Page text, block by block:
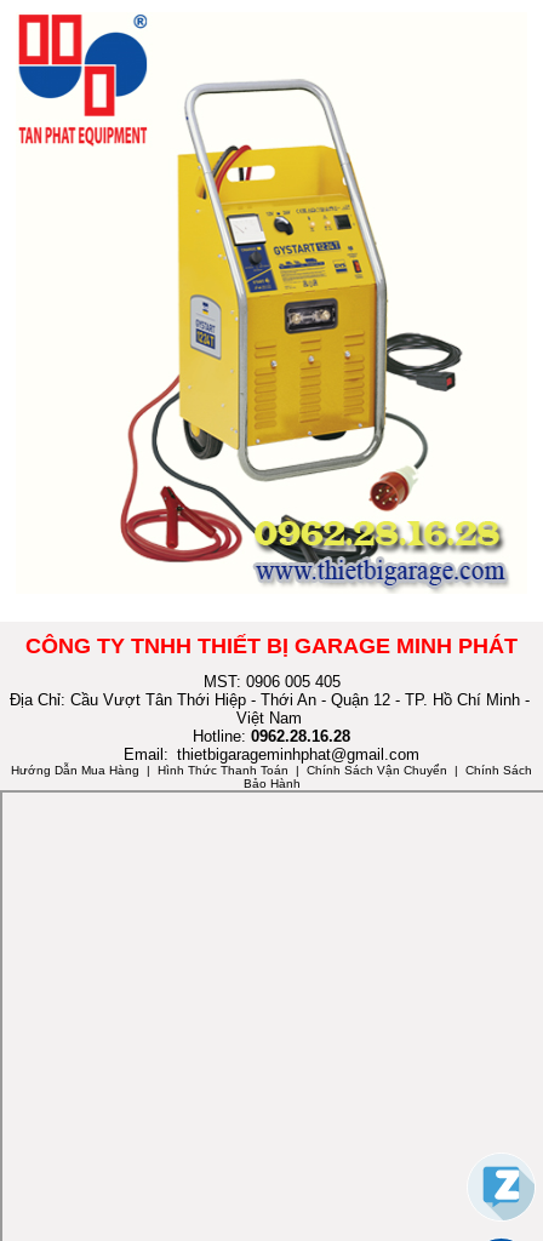
CÔNG TY TNHH THIẾT BỊ GARAGE MINH PHÁT
MST: 0906 005 405
Địa Chỉ: Cầu Vượt Tân Thới Hiệp - Thới An - Quận 12 - TP. Hồ Chí Minh -
Việt Nam
Hotline: 0962.28.16.28
Email: thietbigarageminhphat@gmail.com
Hướng Dẫn Mua Hàng | Hình Thức Thanh Toán | Chính Sách Vận Chuyển | Chính Sách
Bảo Hành